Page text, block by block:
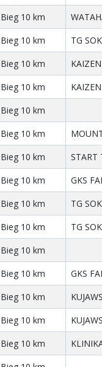
Bieg 10 km
Bieg 10 km TG
Bieg 10 km KAIZEN
Bieg 10 km KAIZEN
Bieg 10 km
Bieg 10 km
Bieg 10 km START
Bieg 10 km GKS
Bieg 10 km TG
Bieg 10 km TG
Bieg 10 km
Bieg 10 km GKS
Bieg 10 km
Bieg 10 km
Bieg 10 km